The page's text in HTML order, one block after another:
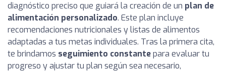
diagnóstico preciso que guiará la creación de un plan de
alimentación personalizado. Este plan incluye
recomendaciones nutricionales y listas de alimentos
adaptadas a tus metas individuales. Tras la primera cita,
te brindamos seguimiento constantepara evaluar tu
progreso y ajustar tu plan según sea necesario,